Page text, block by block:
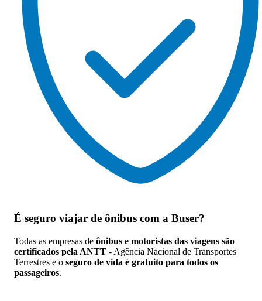
É seguro viajar de ônibus com a Buser?
Todas as empresas de ônibus e motoristas das viagens são
certificados pela ANTT - Agência Nacional de Transportes
Terrestres e o seguro de vida é gratuito para todos os
passageiros.